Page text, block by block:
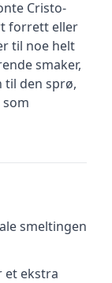
Cristo-
forrett eller
til noe helt
smaker,
til den sprø,
smeltingen
et ekstra